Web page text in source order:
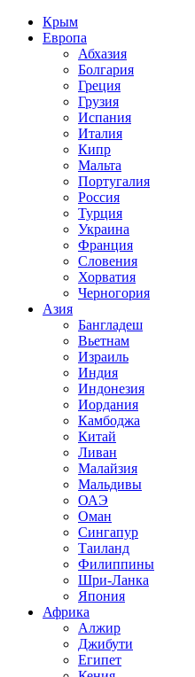
Крым
Европа
Абхазия
Болгария
Греция
Грузия
Испания
Италия
Кипр
Мальта
Португалия
Россия
Турция
Украина
Франция
Словения
Хорватия
Черногория
Азия
Бангладеш
Вьетнам
Израиль
Индия
Индонезия
Иордания
Камбоджа
Китай
Ливан
Малайзия
Мальдивы
ОАЭ
Оман
Сингапур
Таиланд
Филиппины
Шри-Ланка
Япония
Африка
Алжир
Джибути
Египет